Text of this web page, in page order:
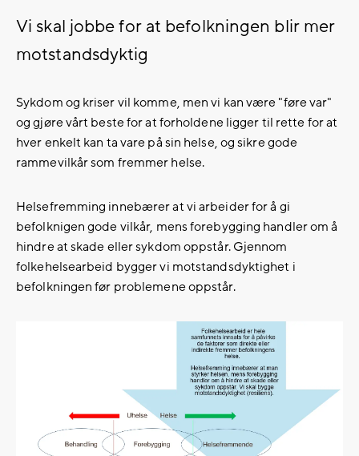
Vi skal jobbe for at befolkningen blir mer
motstandsdyktig
Sykdom og kriser vil komme, men vi kan være "føre var"
og gjøre vårt beste for at forholdene ligger til rette for at
hver enkelt kan ta vare på sin helse, og sikre gode
rammevilkår som fremmer helse.
Helsefremming innebærer at vi arbeider for å gi
befolknigen gode vilkår, mens forebygging handler om å
hindre at skade eller sykdom oppstår. Gjennom
folkehelsearbeid bygger vi motstandsdyktighet i
befolkningen før problemene oppstår.